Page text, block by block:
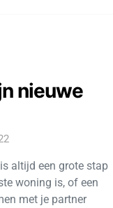
nieuwe
altijd een grote stap
woning is, of een
met je partner